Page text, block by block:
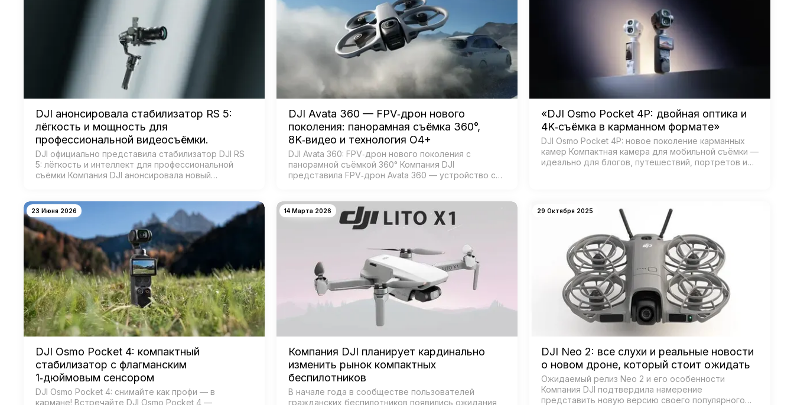
DJI анонсировала стабилизатор RS 5:
лёгкость и мощность для
профессиональной видеосъёмки.
DJI официально представила стабилизатор DJI RS
5: лёгкость и интеллект для профессиональной
съёмки Компания DJI анонсировала новый
систе…
DJI Avata 360 — FPV‑дрон нового
поколения: панорамная съёмка 360°,
8K‑видео и технология O4+
DJI Avata 360: FPV‑дрон нового поколения с
панорамной съёмкой 360° Компания DJI
представила FPV‑дрон Avata 360 — устройство с
создана для:…
«DJI Osmo Pocket 4P: двойная оптика и
4K‑съёмка в карманном формате»
DJI Osmo Pocket 4P: новое поколение карманных
камер Компактная камера для мобильной съёмки —
идеально для блогов, путешествий, портретов и
23 Июня 2026
DJI Osmo Pocket 4: компактный
стабилизатор с флагманским
1‑дюймовым сенсором
DJI Osmo Pocket 4: снимайте как профи — в
кармане! Встречайте DJI Osmo Pocket 4 —
14 Марта 2026
Компания DJI планирует кардинально
изменить рынок компактных
беспилотников
В начале года в сообществе пользователей
гражданских беспилотников появились ожидания
29 Октября 2025
DJI Neo 2: все слухи и реальные новости
о новом дроне, который стоит ожидать
Ожидаемый релиз Neo 2 и его особенности
Компания DJI подтвердила намерение
представить новую версию своего популярного